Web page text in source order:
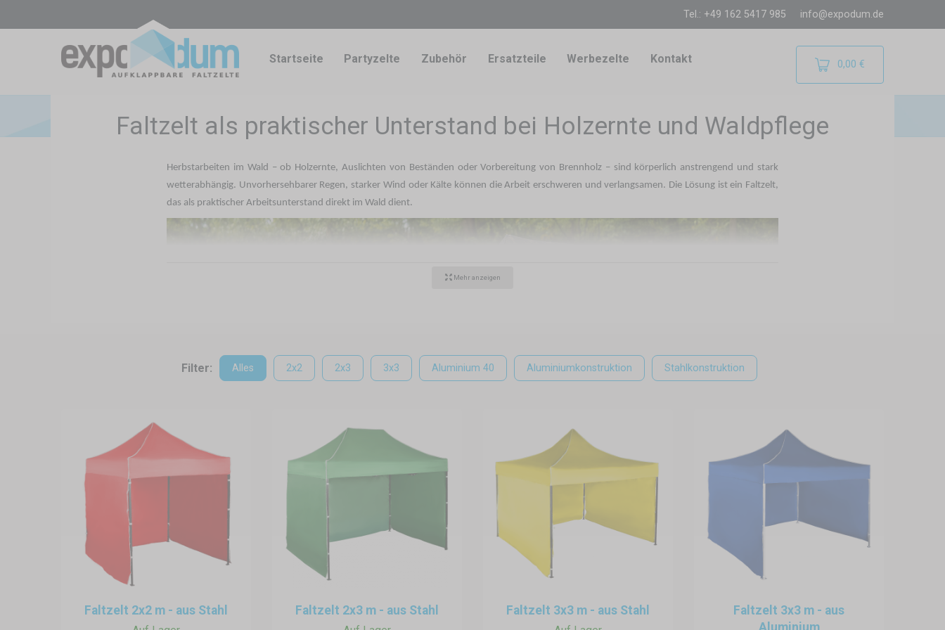
Tel.: +49 162 5417 985 info@expodum.de
Startseite Partyzelte Zubehör Ersatzteile Werbezelte Kontakt 0,00 €
Faltzelt als praktischer Unterstand bei Holzernte und Waldpflege
Herbstarbeiten im Wald – ob Holzernte, Auslichten von Beständen oder Vorbereitung von Brennholz – sind körperlich anstrengend und stark
wetterabhängig. Unvorhersehbarer Regen, starker Wind oder Kälte können die Arbeit erschweren und verlangsamen. Die Lösung ist ein Faltzelt,
das als praktischer Arbeitsunterstand direkt im Wald dient.
Mehr anzeigen
Filter: Alles 2x2 2x3 3x3 Aluminium 40 Aluminiumkonstruktion Stahlkonstruktion
Faltzelt 2x2 m - aus Stahl Faltzelt 2x3 m - aus Stahl Faltzelt 3x3 m - aus Stahl
Faltzelt 3x3 m - aus
Aluminium